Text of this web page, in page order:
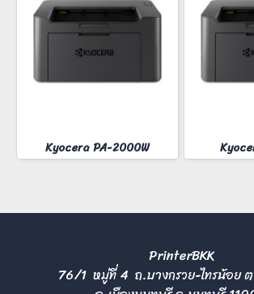
Kyocera PA-2000W
PrinterBKK
76/1 หมู่ที่ 4 ถ.บางกรวย-ไทรน้อย